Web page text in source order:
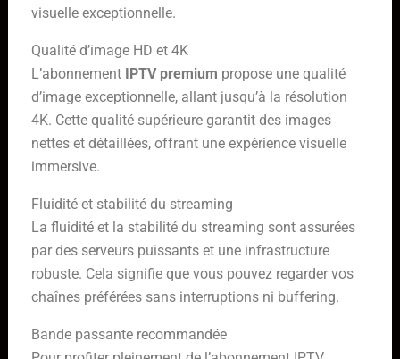
visuelle exceptionnelle.
Qualité d’image HD et 4K
L’abonnement
IPTV premium propose une qualité
d’image exceptionnelle, allant jusqu’à la résolution
4K. Cette qualité supérieure garantit des images
nettes et détaillées, offrant une expérience visuelle
immersive.
Fluidité et stabilité du streaming
La fluidité et la stabilité du streaming sont assurées
par des serveurs puissants et une infrastructure
robuste. Cela signifie que vous pouvez regarder vos
chaînes préférées sans interruptions ni buffering.
Bande passante recommandée